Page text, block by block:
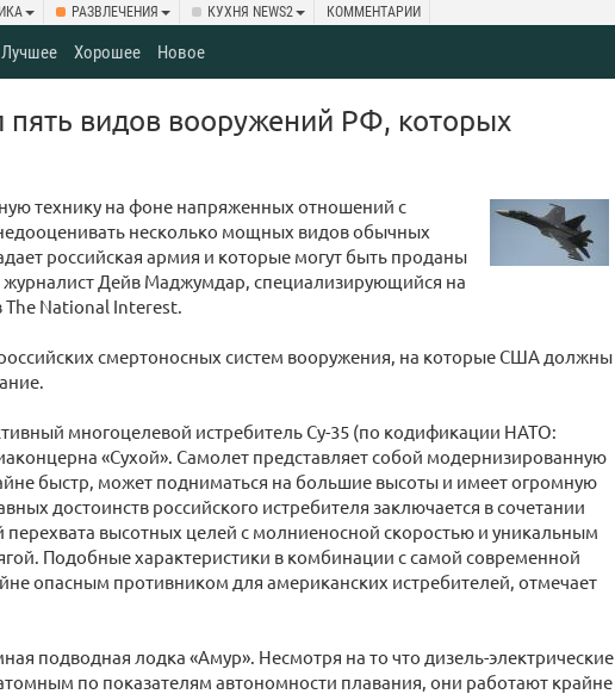
РАЗВЛЕЧЕНИЯ КУХНЯ NEWS2 КОММЕНТАРИИ
Лучшее Хорошее Новое
видов вооружений РФ, которых
технику на фоне напряженных отношений с
несколько мощных видов обычных
российская армия и которые могут быть проданы
журналист Дейв Маджумдар, специализирующийся на
The National Interest.
российских смертоносных систем вооружения, на которые США должны
многоцелевой истребитель Су-35 (по кодификации НАТО:
«Сухой». Самолет представляет собой модернизированную
быстр, может подниматься на большие высоты и имеет огромную
достоинств российского истребителя заключается в сочетании
высотных целей с молниеносной скоростью и уникальным
Подобные характеристики в комбинации с самой современной
опасным противником для американских истребителей, отмечает
подводная лодка «Амур». Несмотря на то что дизель-электрические
по показателям автономности плавания, они работают крайне